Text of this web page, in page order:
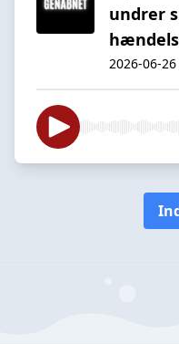
undrer
2026-06-26